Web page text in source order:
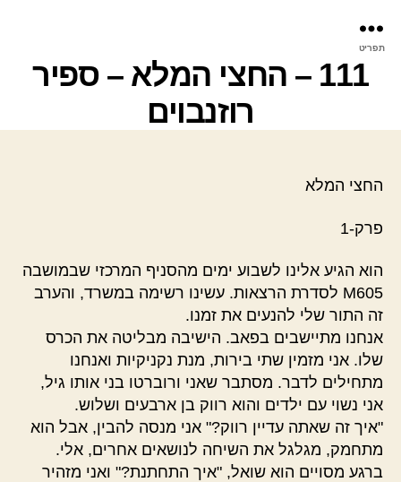
תפריט
111 – החצי המלא – ספיר
רוזנבוים
החצי המלא
פרק-1
הוא הגיע אלינו לשבוע ימים מהסניף המרכזי שבמושבה
M605 לסדרת הרצאות. עשינו רשימה במשרד, והערב
זה התור שלי להנעים את זמנו.
אנחנו מתיישבים בפאב. הישיבה מבליטה את הכרס
שלו. אני מזמין שתי בירות, מנת נקניקיות ואנחנו
מתחילים לדבר. מסתבר שאני ורוברטו בני אותו גיל,
אני נשוי עם ילדים והוא רווק בן ארבעים ושלוש.
"איך זה שאתה עדיין רווק?" אני מנסה להבין, אבל הוא
מתחמק, מגלגל את השיחה לנושאים אחרים, אלי.
ברגע מסויים הוא שואל, "איך התחתנת?" ואני מזהיר